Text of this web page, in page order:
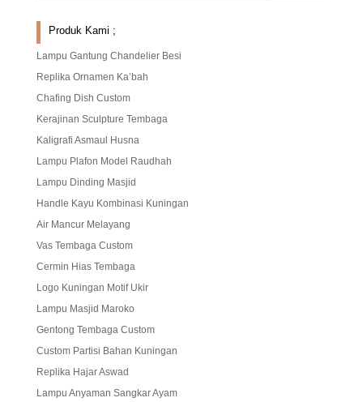
Produk Kami ;
Lampu Gantung Chandelier Besi
Replika Ornamen Ka’bah
Chafing Dish Custom
Kerajinan Sculpture Tembaga
Kaligrafi Asmaul Husna
Lampu Plafon Model Raudhah
Lampu Dinding Masjid
Handle Kayu Kombinasi Kuningan
Air Mancur Melayang
Vas Tembaga Custom
Cermin Hias Tembaga
Logo Kuningan Motif Ukir
Lampu Masjid Maroko
Gentong Tembaga Custom
Custom Partisi Bahan Kuningan
Replika Hajar Aswad
Lampu Anyaman Sangkar Ayam